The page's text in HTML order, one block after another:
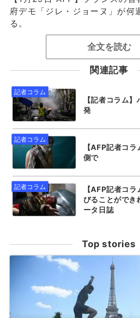
府デモ「ジレ・ジョーヌ」が何
る。
全文を読む
関連記事
【記者コラム
発
【AFP記者コ
側で
【AFP記者コ
びることができ
ータ日誌
Top stories